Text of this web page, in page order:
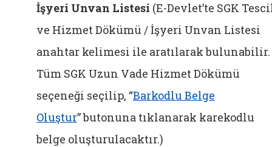
İşyeri Unvan Listesi (E-Devlet’te SGK
ve Hizmet Dökümü / İşyeri Unvan Listesi
anahtar kelimesi ile aratılarak bulunabilir.
Tüm SGK Uzun Vade Hizmet Dökümü
seçeneği seçilip, “Barkodlu Belge
Oluştur”butonuna tıklanarak karekodlu
belge oluşturulacaktır.)